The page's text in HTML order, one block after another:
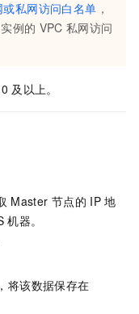
私网访问白名单 ，
实例的 VPC 私网访问
及以上。
Master 节点的 IP 地
机器。
将该数据保存在